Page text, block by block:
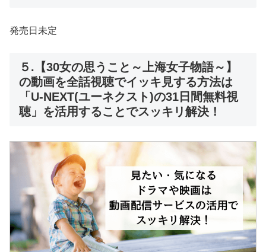
発売日未定
５.【30女の思うこと～上海女子物語～】
の動画を全話視聴でイッキ見する方法は
「U-NEXT(ユーネクスト)の31日間無料視
聴」を活用することでスッキリ解決！